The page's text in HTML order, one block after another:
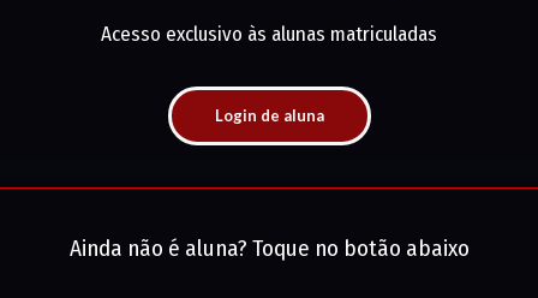
Acesso exclusivo às alunas matriculadas
Login de aluna
Ainda não é aluna? Toque no botão abaixo